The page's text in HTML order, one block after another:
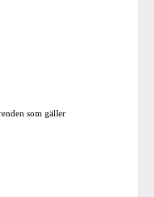
som gäller